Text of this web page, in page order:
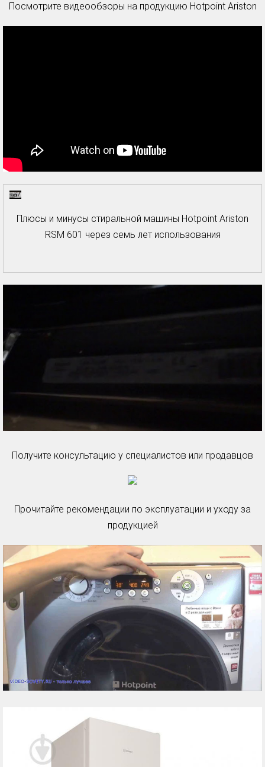
Посмотрите видеообзоры на продукцию Hotpoint Ariston
Плюсы и минусы стиральной машины Hotpoint Ariston
RSM 601 через семь лет использования
Получите консультацию у специалистов или продавцов
Прочитайте рекомендации по эксплуатации и уходу за
продукцией